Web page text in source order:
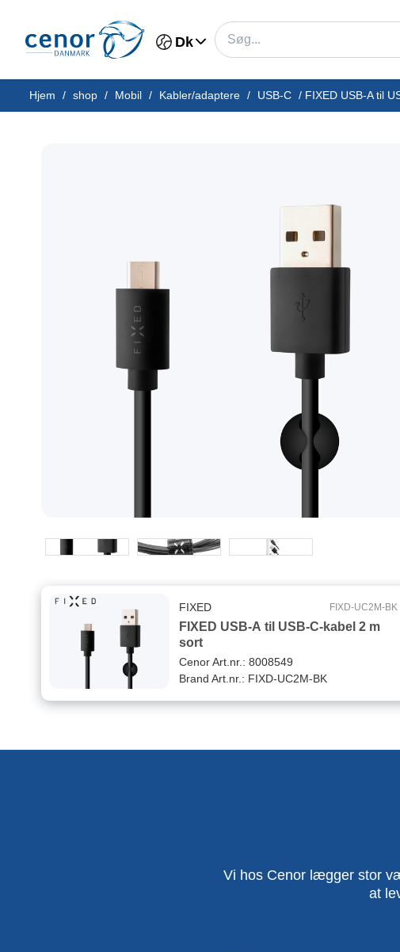
Dk
Hjem / shop / Mobil / Kabler/adaptere / USB-C / FIXED USB-A til
FIXD-UC2M-BK
FIXED USB-A til USB-C-kabel 2 m
sort
FIXED
Cenor Art.nr.: 8008549
Brand Art.nr.: FIXD-UC2M-BK
Vi hos Cenor lægger stor
at